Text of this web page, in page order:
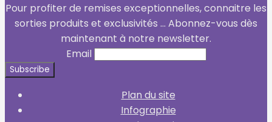
Pour profiter de remises exceptionnelles, connaitre les
sorties produits et exclusivités ... Abonnez-vous dès
maintenant à notre newsletter.
Email
Plan du site
Infographie